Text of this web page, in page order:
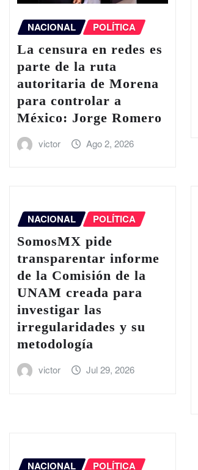
NACIONAL POLÍTICA
La censura en redes es
parte de la ruta
autoritaria de Morena
para controlar a
México: Jorge Romero
victor Ago 2, 2026
NACIONAL POLÍTICA
SomosMX pide
transparentar informe
de la Comisión de la
UNAM creada para
investigar las
irregularidades y su
metodología
victor Jul 29, 2026
NACIONAL POLÍTICA